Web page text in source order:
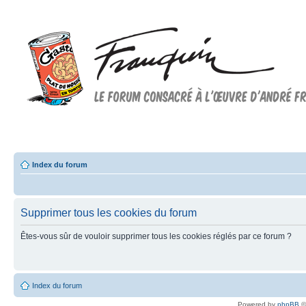
Index du forum
Supprimer tous les cookies du forum
Êtes-vous sûr de vouloir supprimer tous les cookies réglés par ce forum ?
Index du forum
Powered by phpBB